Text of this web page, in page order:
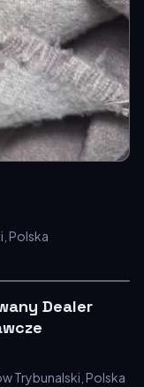
Polska
Dealer
Trybunalski, Polska